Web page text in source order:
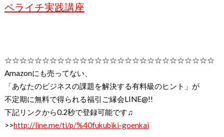
ペライチ実践講座
☆☆☆☆☆☆☆☆☆☆☆☆☆☆☆☆☆☆☆☆☆☆☆☆☆☆☆☆
Amazonにも売ってない、
「あなたのビジネスの課題を解決する有料級のヒント」が
不定期に無料で得られる福引ご縁会LINE@!!
下記リンクから0.2秒で登録可能です♫
>>http://line.me/ti/p/%40fukubiki-goenkai